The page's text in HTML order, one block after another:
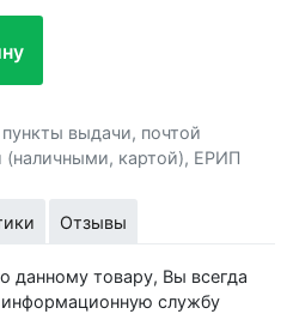
пункты выдачи, почтой
(наличными, картой), ЕРИП
Отзывы
данному товару, Вы всегда
службу